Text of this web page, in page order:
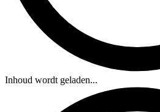
Inhoud wordt geladen...